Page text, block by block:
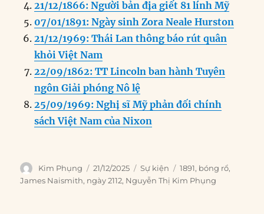
21/12/1866: Người bản địa giết 81 lính Mỹ
07/01/1891: Ngày sinh Zora Neale Hurston
21/12/1969: Thái Lan thông báo rút quân
khỏi Việt Nam
22/09/1862: TT Lincoln ban hành Tuyên
ngôn Giải phóng Nô lệ
25/09/1969: Nghị sĩ Mỹ phản đối chính
sách Việt Nam của Nixon
Author
Kim Phụng
Posted
on
21/12/2025 Categories
Sự kiện Tags
1891, bóng rổ,
James Naismith, ngày 2112, Nguyễn Thị Kim Phụng